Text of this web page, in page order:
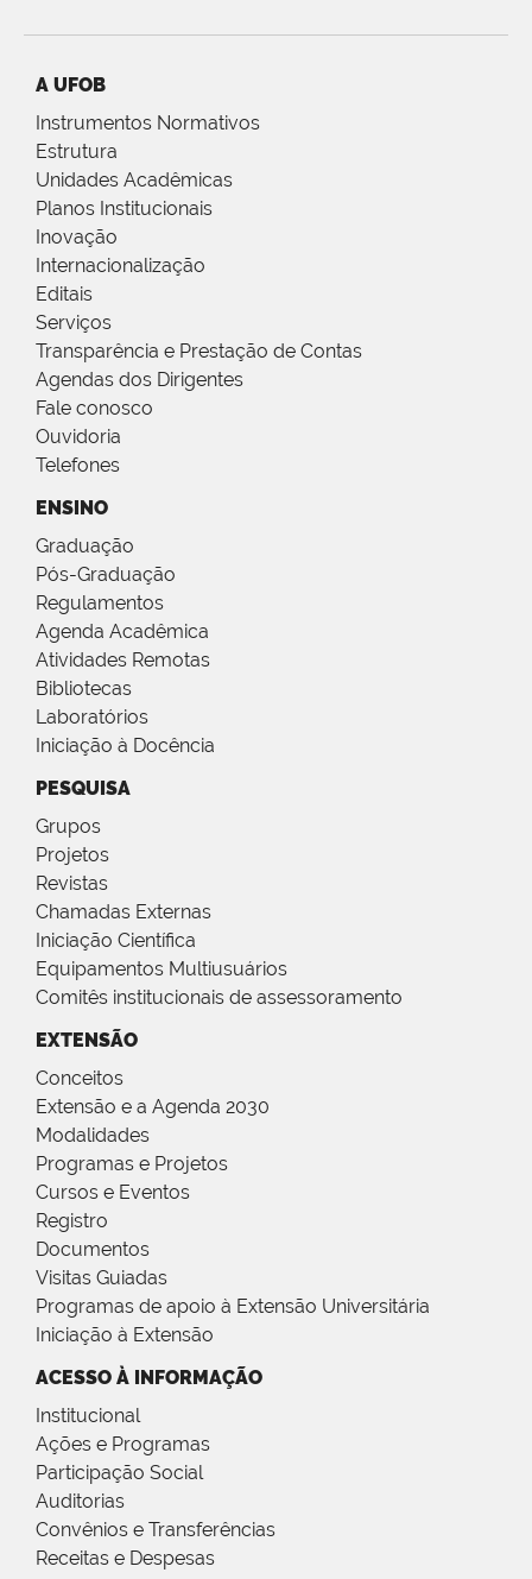
A UFOB
Instrumentos Normativos
Estrutura
Unidades Acadêmicas
Planos Institucionais
Inovação
Internacionalização
Editais
Serviços
Transparência e Prestação de Contas
Agendas dos Dirigentes
Fale conosco
Ouvidoria
Telefones
ENSINO
Graduação
Pós-Graduação
Regulamentos
Agenda Acadêmica
Atividades Remotas
Bibliotecas
Laboratórios
Iniciação à Docência
PESQUISA
Grupos
Projetos
Revistas
Chamadas Externas
Iniciação Científica
Equipamentos Multiusuários
Comitês institucionais de assessoramento
EXTENSÃO
Conceitos
Extensão e a Agenda 2030
Modalidades
Programas e Projetos
Cursos e Eventos
Registro
Documentos
Visitas Guiadas
Programas de apoio à Extensão Universitária
Iniciação à Extensão
ACESSO À INFORMAÇÃO
Institucional
Ações e Programas
Participação Social
Auditorias
Convênios e Transferências
Receitas e Despesas